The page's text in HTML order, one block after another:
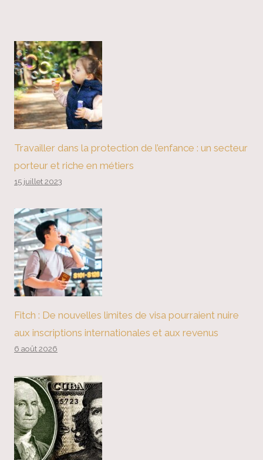
Travailler dans la protection de l’enfance : un secteur
porteur et riche en métiers
15 juillet 2023
Fitch : De nouvelles limites de visa pourraient nuire
aux inscriptions internationales et aux revenus
6 août 2026